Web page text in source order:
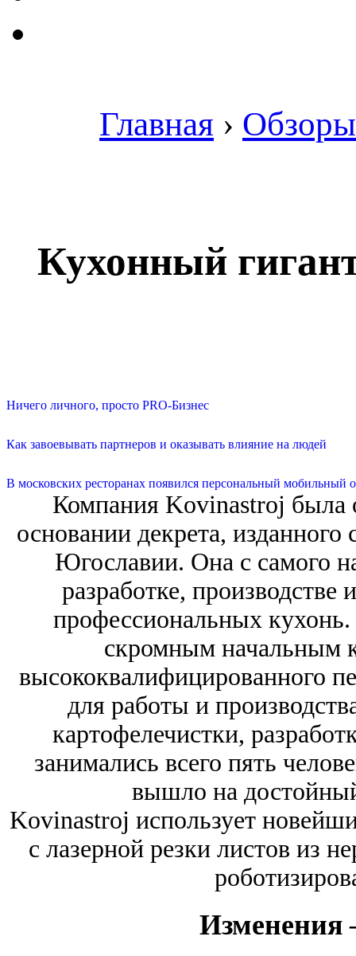
Главная › Обзоры
Кухонный
Ничего личного, просто PRO-Бизнес
Как завоевывать партнеров и оказывать влияние на людей
В московских ресторанах появился персональный мобильный
Компания Kovinastroj была
основании декрета,
Югославии. Она с самого
разработке, производстве
профессиональных
скромным начальным
высококвалифицированного
для работы и
картофелечистки,
занимались всего пять
вышло на
Kovinastroj использует
с лазерной резки листов из
Изменения